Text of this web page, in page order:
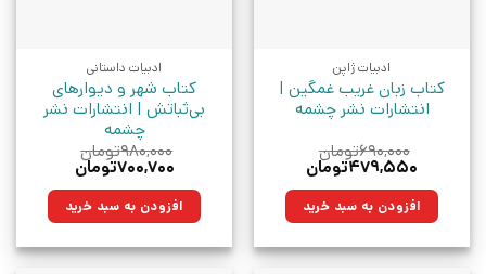
ادبیات ژاپن
کتاب زبان غریب غمگین |
انتشارات نشر چشمه
۶۹۰,۰۰۰تومان
قیمت
۶۹۰,۰۰۰تومان
بود.
۴۷۹,۵۵۰تومان
۴۷۹,۵۵۰تومان. افزودن به سبد خرید
ادبیات داستانی
کتاب شهر و دیوارهای
بی‌ثباتش | انتشارات نشر
چشمه
۹۸۰,۰۰۰تومان
قیمت
۹۸۰,۰۰۰تومان
بود.
۷۰۰,۷۰۰تومان
۷۰۰,۷۰۰تومان.افزودن به سبد خرید